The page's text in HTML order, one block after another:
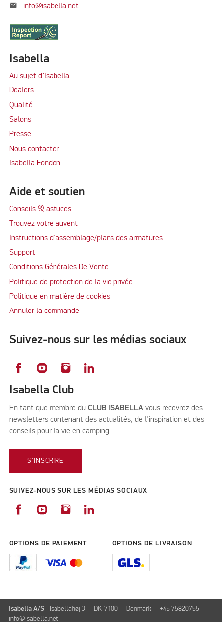
mail info@isabella.net
Isabella
Au sujet d’Isabella
Dealers
Qualité
Salons
Presse
Nous contacter
Isabella Fonden
Aide et soutien
Conseils & astuces
Trouvez votre auvent
Instructions d'assemblage/plans des armatures
Support
Conditions Générales De Vente
Politique de protection de la vie privée
Politique en matière de cookies
Annuler la commande
Suivez-nous sur les médias sociaux
Isabella Club
En tant que membre du CLUB ISABELLA vous recevrez des
newsletters contenant des actualités, de l'inspiration et des
conseils pour la vie en camping.
S'INSCRIRE
SUIVEZ-NOUS SUR LES MÉDIAS SOCIAUX
OPTIONS DE PAIEMENT OPTIONS DE LIVRAISON
Isabella A/S - Isabellahøj 3 - DK-7100 - Denmark - +45 75820755 -
info@isabella.net